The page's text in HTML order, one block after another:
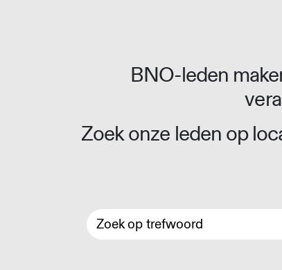
BNO-leden
Zoek onze leden op